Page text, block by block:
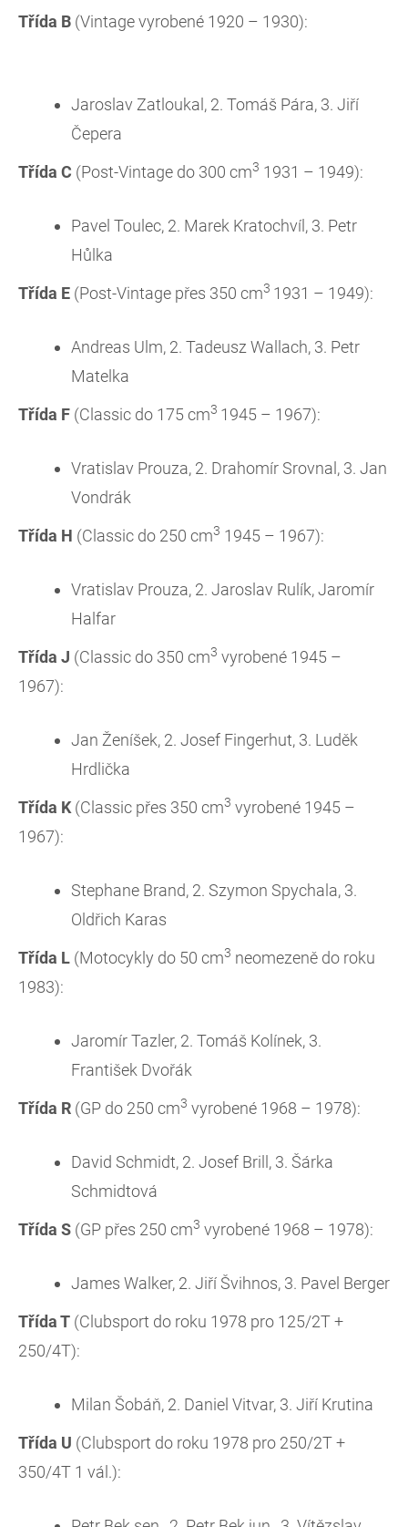
Třída B (Vintage vyrobené 1920 – 1930):
Jaroslav Zatloukal, 2. Tomáš Pára, 3. Jiří
Čepera
Třída C (Post-Vintage do 300 cm3 1931 – 1949):
Pavel Toulec, 2. Marek Kratochvíl, 3. Petr
Hůlka
Třída E (Post-Vintage přes 350 cm3 1931 – 1949):
Andreas Ulm, 2. Tadeusz Wallach, 3. Petr
Matelka
Třída F (Classic do 175 cm3 1945 – 1967):
Vratislav Prouza, 2. Drahomír Srovnal, 3. Jan
Vondrák
Třída H (Classic do 250 cm3 1945 – 1967):
Vratislav Prouza, 2. Jaroslav Rulík, Jaromír
Halfar
Třída J (Classic do 350 cm3 vyrobené 1945 –
1967):
Jan Ženíšek, 2. Josef Fingerhut, 3. Luděk
Hrdlička
Třída K (Classic přes 350 cm3 vyrobené 1945 –
1967):
Stephane Brand, 2. Szymon Spychala, 3.
Oldřich Karas
Třída L (Motocykly do 50 cm3 neomezeně do roku
1983):
Jaromír Tazler, 2. Tomáš Kolínek, 3.
František Dvořák
Třída R (GP do 250 cm3 vyrobené 1968 – 1978):
David Schmidt, 2. Josef Brill, 3. Šárka
Schmidtová
Třída S (GP přes 250 cm3 vyrobené 1968 – 1978):
James Walker, 2. Jiří Švihnos, 3. Pavel Berger
Třída T (Clubsport do roku 1978 pro 125/2T +
250/4T):
Milan Šobáň, 2. Daniel Vitvar, 3. Jiří Krutina
Třída U (Clubsport do roku 1978 pro 250/2T +
350/4T 1 vál.):